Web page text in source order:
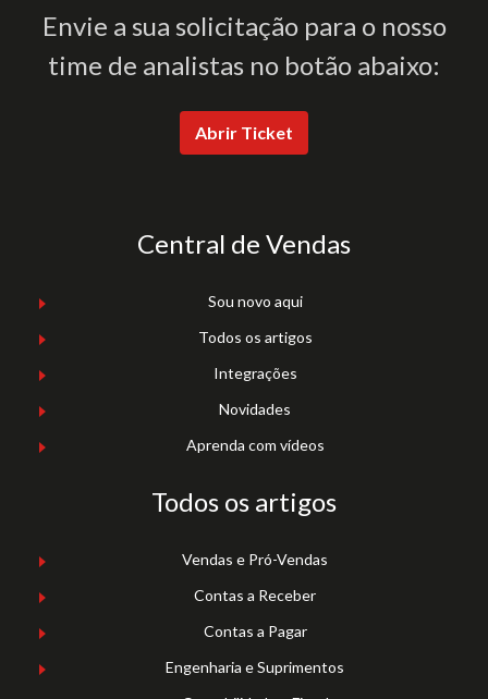
Envie a sua solicitação para o nosso
time de analistas no botão abaixo:
Abrir Ticket
Central de Vendas
Sou novo aqui
Todos os artigos
Integrações
Novidades
Aprenda com vídeos
Todos os artigos
Vendas e Pró-Vendas
Contas a Receber
Contas a Pagar
Engenharia e Suprimentos